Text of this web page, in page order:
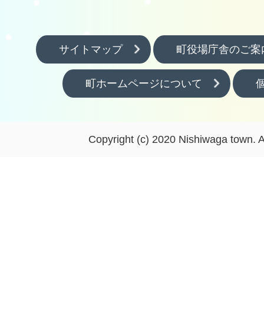
サイトマップ 町役場庁舎のご案
町ホームページについて
Copyright (c) 2020 Nishiwaga town.